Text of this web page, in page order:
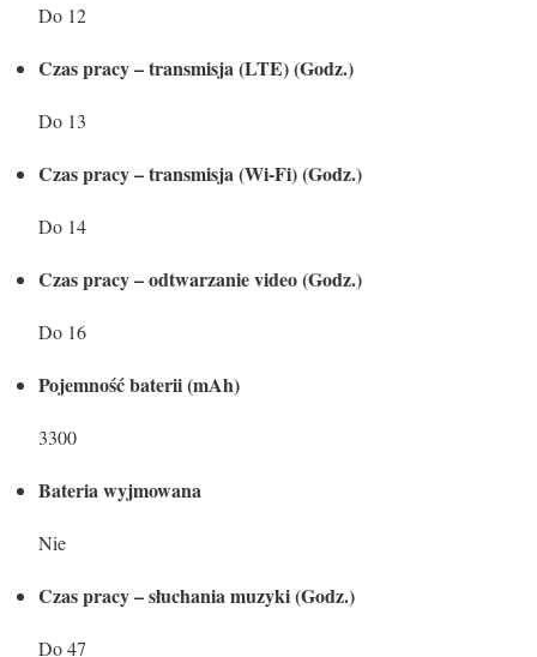
Do 12
Czas pracy – transmisja (LTE) (Godz.)
Do 13
Czas pracy – transmisja (Wi-Fi) (Godz.)
Do 14
Czas pracy – odtwarzanie video (Godz.)
Do 16
Pojemność baterii (mAh)
3300
Bateria wyjmowana
Nie
Czas pracy – słuchania muzyki (Godz.)
Do 47